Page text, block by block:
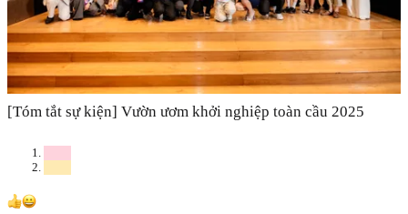
[Tóm tắt sự kiện] Vườn ươm khởi nghiệp toàn cầu 2025